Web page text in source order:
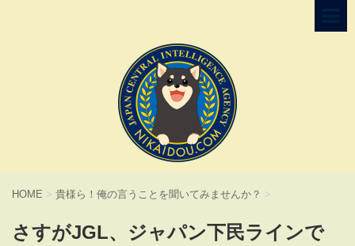
HOME > 貴様ら！俺の言うことを聞いてみませんか？ >
さすがJGL、ジャパン下民ラインで